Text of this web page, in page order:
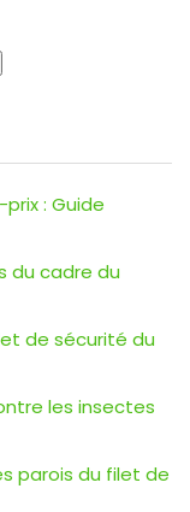
: Guide
du cadre du
de sécurité du
les insectes
parois du filet de